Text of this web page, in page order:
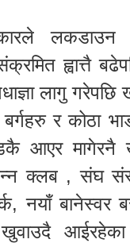
ह्वात्तै
लागु गरेपछि
र कोठा
आएर मागेरनै
क्लब , संघ
नयाँ बानेस्वर
खुवाउदै